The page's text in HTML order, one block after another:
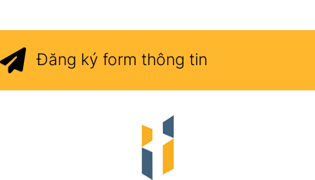
Đăng ký form thông tin